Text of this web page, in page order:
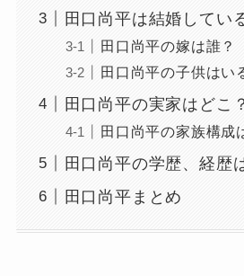
田口尚平は結婚してい
田口尚平の嫁は誰？
田口尚平の子供はい
田口尚平の実家はどこ
田口尚平の家族構成
田口尚平の学歴、経歴
田口尚平まとめ